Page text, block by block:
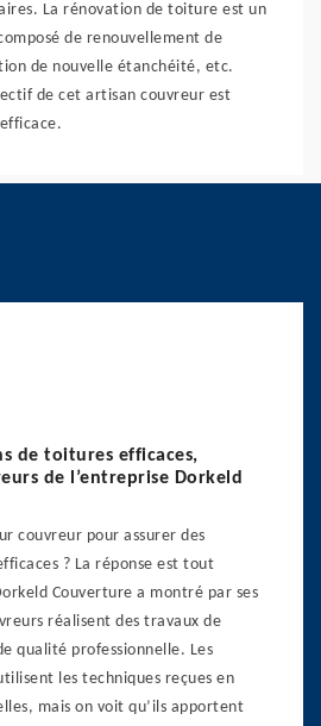
La rénovation de toiture est un
de renouvellement de
de nouvelle étanchéité, etc.
de cet artisan couvreur est
de toitures efficaces,
de l’entreprise Dorkeld
couvreur pour assurer des
? La réponse est tout
Couverture a montré par ses
réalisent des travaux de
qualité professionnelle. Les
les techniques reçues en
mais on voit qu’ils apportent